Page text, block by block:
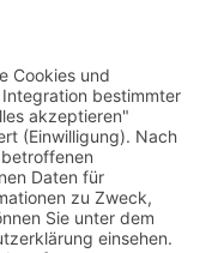
übernimmt
und
Pauli und
Anlage